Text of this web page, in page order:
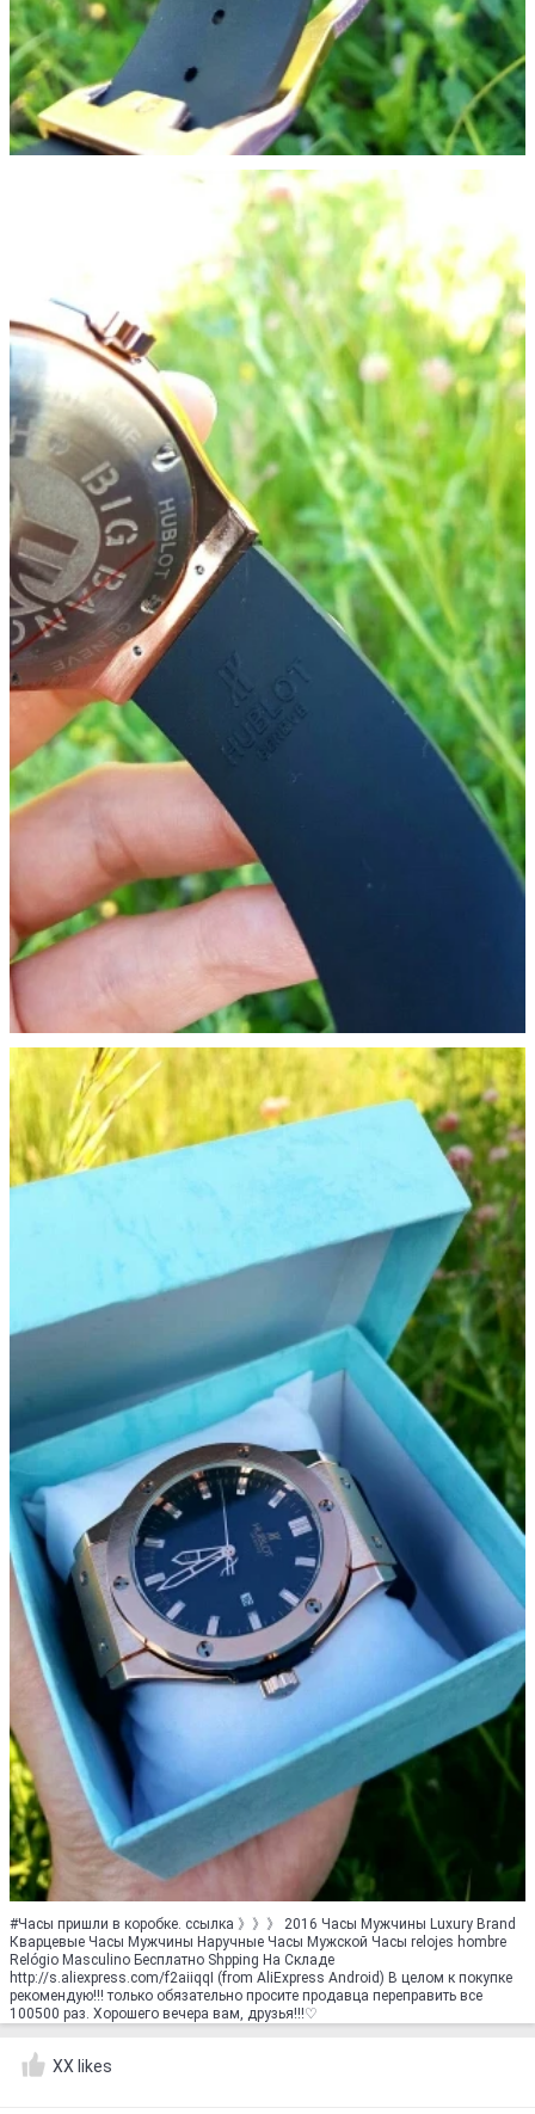
#Часы пришли в коробке. ссылка 》》》 2016 Часы Мужчины Luxury Brand
Кварцевые Часы Мужчины Наручные Часы Мужской Часы relojes hombre
Relógio Masculino Бесплатно Shpping На Складе
http://s.aliexpress.com/f2aiiqqI (from AliExpress Android) В целом к покупке
рекомендую!!! только обязательно просите продавца переправить все
100500 раз. Хорошего вечера вам, друзья!!!♡
XX likes